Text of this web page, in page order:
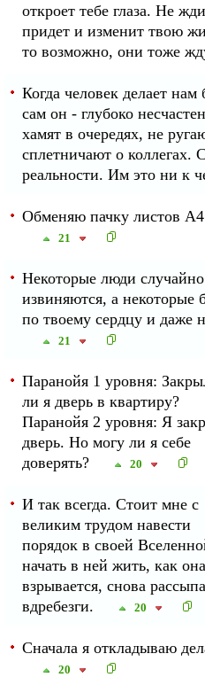
откроет тебе глаза. Не
придет и изменит твою
то возможно, они тоже
Когда человек делает нам
сам он - глубоко
хамят в очередях, не
сплетничают о коллегах.
реальности. Им это ни к
Обменяю пачку листов
21
Некоторые люди
извиняются, а некоторые
по твоему сердцу и даже
21
Паранойя 1 уровня:
ли я дверь в квартиру?
Паранойя 2 уровня: Я
дверь. Но могу ли я себе
доверять?
20
И так всегда. Стоит мне с
великим трудом навести
порядок в своей
начать в ней жить, как она
взрывается, снова
вдребезги.
20
Сначала я откладываю
20